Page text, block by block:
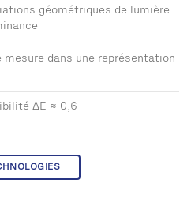
géométriques de lumière
dans une représentation
ΔE ≈ 0,6